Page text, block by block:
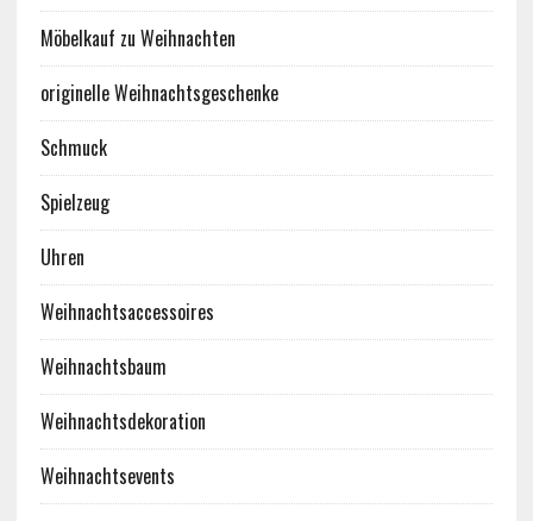
Möbelkauf zu Weihnachten
originelle Weihnachtsgeschenke
Schmuck
Spielzeug
Uhren
Weihnachtsaccessoires
Weihnachtsbaum
Weihnachtsdekoration
Weihnachtsevents